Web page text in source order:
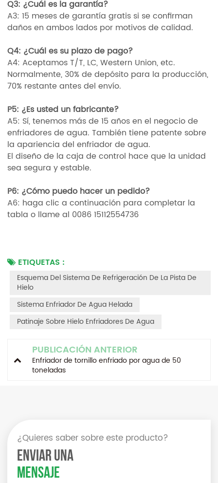
Q3: ¿Cuál es la garantía?
A3: 15 meses de garantía gratis si se confirman
daños en ambos lados por motivos de calidad.
Q4: ¿Cuál es su plazo de pago?
A4: Aceptamos T/T, LC, Western Union, etc.
Normalmente, 30% de depósito para la producción,
70% restante antes del envío.
P5: ¿Es usted un fabricante?
A5: Sí, tenemos más de 15 años en el negocio de
enfriadores de agua. También tiene patente sobre
la apariencia del enfriador de agua.
El diseño de la caja de control hace que la unidad
sea segura y estable.
P6: ¿Cómo puedo hacer un pedido?
A6: haga clic a continuación para completar la
tabla o llame al 0086 15112554736
ETIQUETAS :
Esquema Del Sistema De Refrigeración De La Pista De
Hielo
Sistema Enfriador De Agua Helada
Patinaje Sobre Hielo Enfriadores De Agua
PUBLICACIÓN ANTERIOR
Enfriador de tornillo enfriado por agua de 50
toneladas
¿Quieres saber sobre este producto?
ENVIAR UNA
MENSAJE